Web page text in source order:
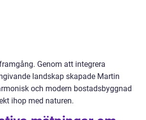
Genom att integrera
landskap skapade Martin
och modern bostadsbyggnad
ihop med naturen.